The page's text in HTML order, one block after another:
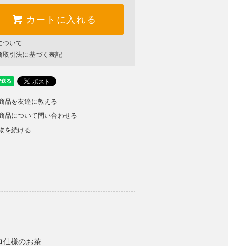
カートに入れる
ついて
取引法に基づく表記
品を友達に教える
品について問い合わせる
を続ける
仕様のお茶